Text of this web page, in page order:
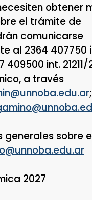
obtener
el trámite de
comunicarse
al 2364 407750
409500 int. 21211/
a través
;
generales sobre
2027